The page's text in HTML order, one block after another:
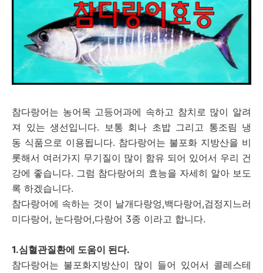
참다랑어는 농어목 고등어과에 속하고 참치로 많이 알려
져 있는 생선입니다. 보통 회나 초밥 그리고 통조림 냉
동 식품으로 이용됩니다. 참다랑어는 불포화 지방산을 비
롯해서 여러가지 무기질이 많이 함유 되어 있어서 우리 건
강에 좋습니다. 그럼 참다랑어의 효능을 자세히 알아 보도
록 하겠습니다.
참다랑어에 속하는 것이 날개다랑엉,백다랑어,검정지느러
미다랑어, 눈다랑어,다랑어 3종 이라고 합니다.
1.심혈관질환에 도움이 된다.
참다랑어는 불포화지방산이 많이 들어 있어서 콜레스테